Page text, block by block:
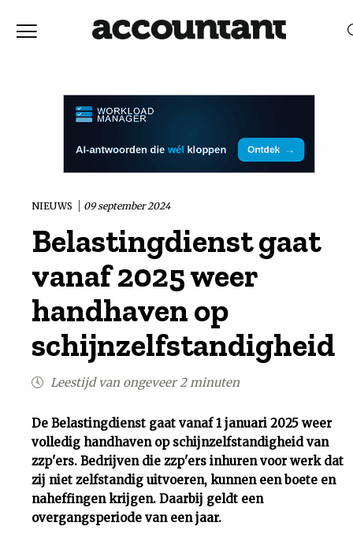
Vaktechniek
Achtergrond
Uit
Feiten
Cijfers
NIEUWS 09 september 2024
Belastingdienst gaat
vanaf 2025 weer
handhaven op
schijnzelfstandigheid
Leestijd van ongeveer 2 minuten
De Belastingdienst gaat vanaf 1 januari 2025 weer
volledig handhaven op schijnzelfstandigheid van
zzp'ers. Bedrijven die zzp'ers inhuren voor werk dat
zij niet zelfstandig uitvoeren, kunnen een boete en
naheffingen krijgen. Daarbij geldt een
overgangsperiode van een jaar.